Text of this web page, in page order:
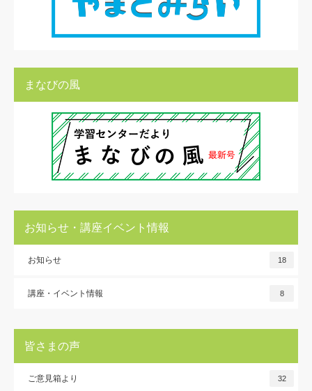
まなびの風
お知らせ・講座イベント情報
お知らせ 18
講座・イベント情報 8
皆さまの声
ご意見箱より 32